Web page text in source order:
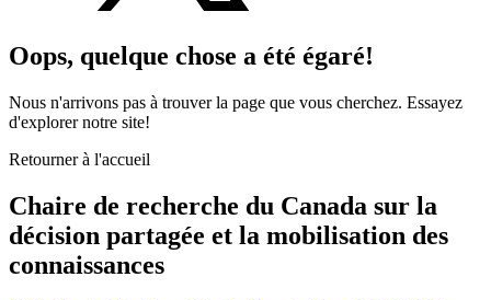
Oops, quelque chose a été égaré!
Nous n'arrivons pas à trouver la page que vous cherchez. Essayez
d'explorer notre site!
Retourner à l'accueil
Chaire de recherche du Canada sur la
décision partagée et la mobilisation des
connaissances